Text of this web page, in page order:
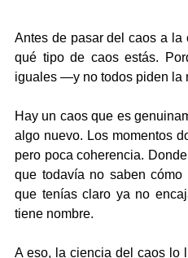
Antes de pasar del caos a la
qué tipo de caos estás.
iguales —y no todos piden la
Hay un caos que es
algo nuevo. Los momentos
pero poca coherencia.
que todavía no saben
que tenías claro ya no
tiene nombre.
A eso, la ciencia del caos lo